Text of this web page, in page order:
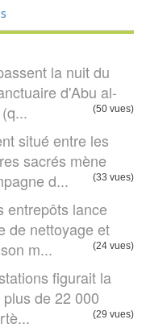
la nuit du
d'Abu al-
(50 vues)
situé entre les
sacrés mène
d...
(33 vues)
entrepôts lance
de nettoyage et
m...
(24 vues)
figurait la
de 22 000
(29 vues)